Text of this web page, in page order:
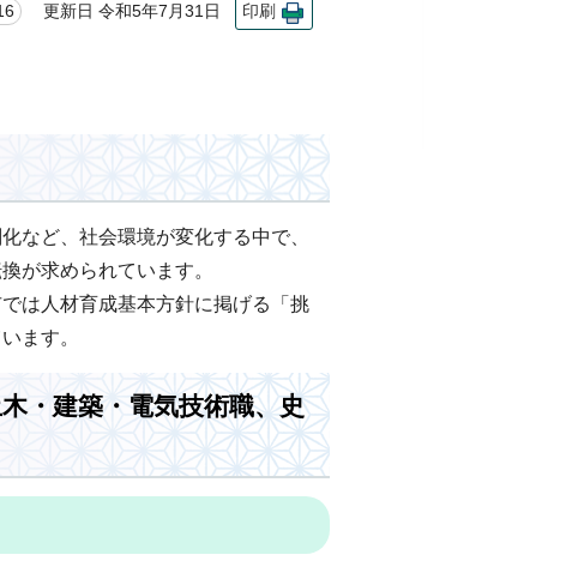
更新日 令和5年7月31日 印刷
など、社会環境が変化する中で、
が求められています。
は人材育成基本方針に掲げる「挑
ます。
・建築・電気技術職、史